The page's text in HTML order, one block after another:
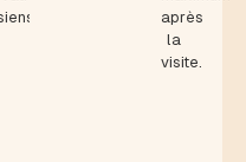
après
la
visite.